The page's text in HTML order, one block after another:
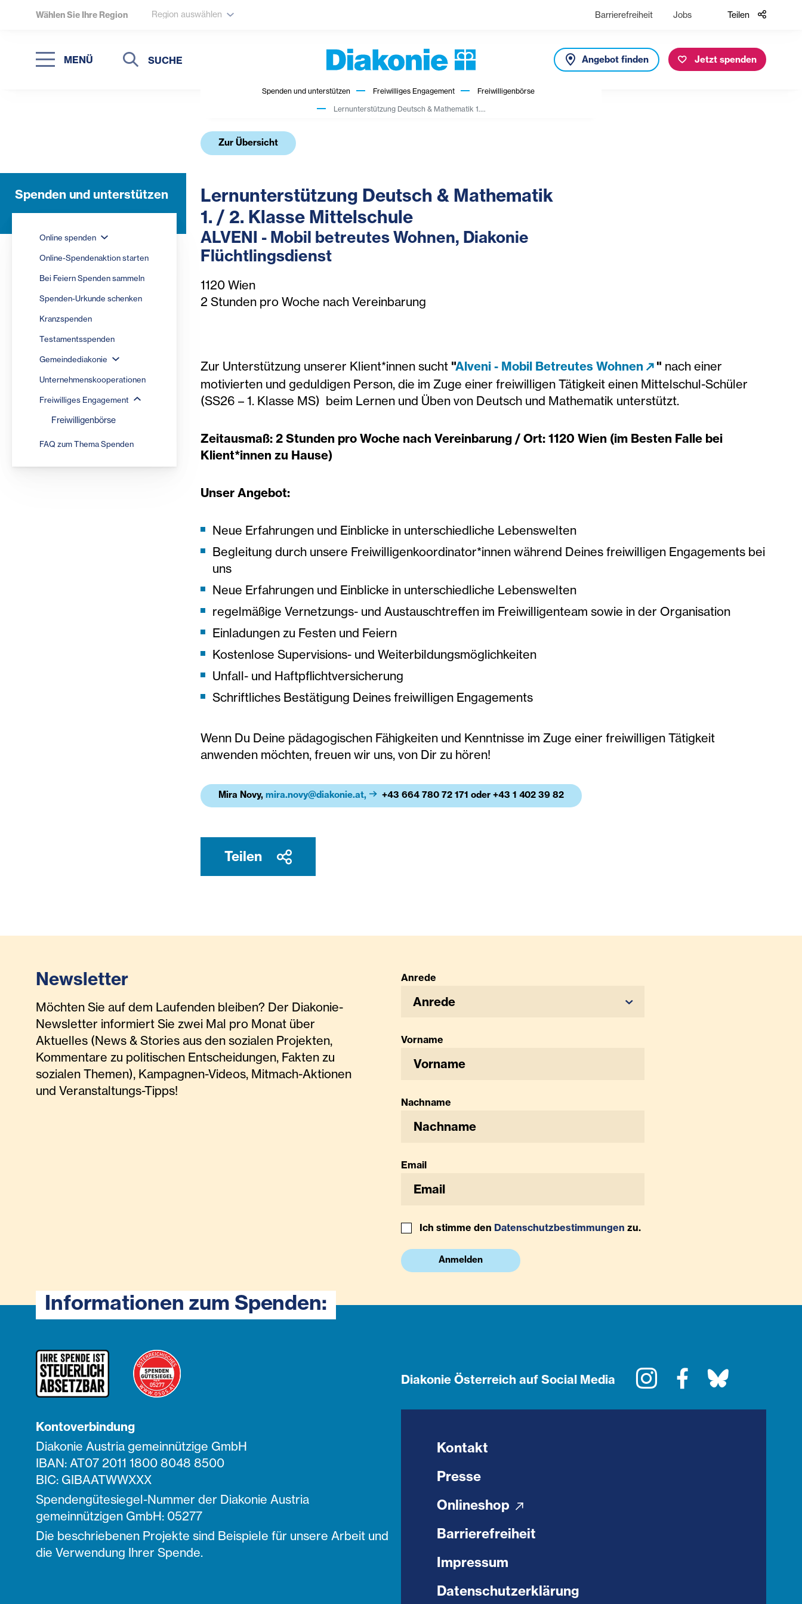
Wählen Sie Ihre Region Region auswählen Barrierefreiheit Jobs Teilen
MENÜ
Suche
Suche
Angebot finden Jetzt spenden
Spenden und unterstützen Freiwilliges Engagement
Freiwilligenbörse
Lernunterstützung Deutsch & Mathematik 1....
Spenden und unterstützen
Online spenden
Online-Spendenaktion starten
Bei Feiern Spenden sammeln
Spenden-Urkunde schenken
Kranzspenden
Testamentsspenden
Gemeindediakonie
Unternehmenskooperationen
Freiwilliges Engagement
Freiwilligenbörse
FAQ zum Thema Spenden
Zur Übersicht
Lernunterstützung Deutsch & Mathematik
1. / 2. Klasse Mittelschule
ALVENI - Mobil betreutes Wohnen, Diakonie
Flüchtlingsdienst
1120 Wien
2 Stunden pro Woche nach Vereinbarung
Zur Unterstützung unserer Klient*innen sucht "Alveni - Mobil Betreutes Wohnen " nach einer
motivierten und geduldigen Person, die im Zuge einer freiwilligen Tätigkeit einen Mittelschul-Schüler
(SS26 – 1. Klasse MS) beim Lernen und Üben von Deutsch und Mathematik unterstützt.
Zeitausmaß: 2 Stunden pro Woche nach Vereinbarung / Ort: 1120 Wien (im Besten Falle bei
Klient*innen zu Hause)
Unser Angebot:
Neue Erfahrungen und Einblicke in unterschiedliche Lebenswelten
Begleitung durch unsere Freiwilligenkoordinator*innen während Deines freiwilligen Engagements bei
uns
Neue Erfahrungen und Einblicke in unterschiedliche Lebenswelten
regelmäßige Vernetzungs- und Austauschtreffen im Freiwilligenteam sowie in der Organisation
Einladungen zu Festen und Feiern
Kostenlose Supervisions- und Weiterbildungsmöglichkeiten
Unfall- und Haftpflichtversicherung
Schriftliches Bestätigung Deines freiwilligen Engagements
Wenn Du Deine pädagogischen Fähigkeiten und Kenntnisse im Zuge einer freiwilligen Tätigkeit
anwenden möchten, freuen wir uns, von Dir zu hören!
Mira Novy, mira.novy@diakonie.at, +43 664 780 72 171 oder +43 1 402 39 82
Teilen
Newsletter
Möchten Sie auf dem Laufenden bleiben? Der Diakonie-
Newsletter informiert Sie zwei Mal pro Monat über
Aktuelles (News & Stories aus den sozialen Projekten,
Kommentare zu politischen Entscheidungen, Fakten zu
sozialen Themen), Kampagnen-Videos, Mitmach-Aktionen
und Veranstaltungs-Tipps!
Anrede
Anrede
Vorname
Nachname
Email
Ich stimme den Datenschutzbestimmungen zu.
Anmelden
Informationen zum Spenden:
Kontoverbindung
Diakonie Austria gemeinnützige GmbH
IBAN: AT07 2011 1800 8048 8500
BIC: GIBAATWWXXX
Spendengütesiegel-Nummer der Diakonie Austria
gemeinnützigen GmbH: 05277
Die beschriebenen Projekte sind Beispiele für unsere Arbeit und
die Verwendung Ihrer Spende.
Diakonie Österreich auf Social Media InstagramFacebook
Kontakt
Presse
Onlineshop
Barrierefreiheit
Impressum
Datenschutzerklärung